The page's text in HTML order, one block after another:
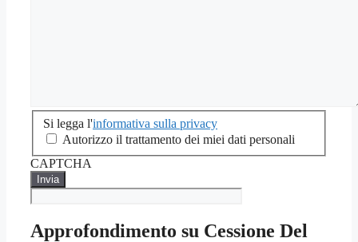
Si
legga
sulla
privacy
Si legga l'informativa sulla privacy
Autorizzo il trattamento dei miei dati personali
CAPTCHA
Approfondimento su Cessione Del